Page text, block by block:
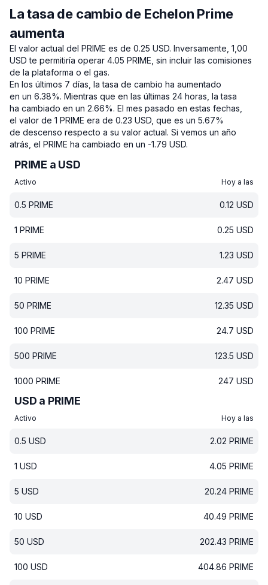
La tasa de cambio de Echelon Prime
aumenta
El valor actual del PRIME es de 0.25 USD. Inversamente, 1,00
USD te permitiría operar 4.05 PRIME, sin incluir las comisiones
de la plataforma o el gas.
En los últimos 7 días, la tasa de cambio ha aumentado
en un 6.38%. Mientras que en las últimas 24 horas, la tasa
ha cambiado en un 2.66%. El mes pasado en estas fechas,
el valor de 1 PRIME era de 0.23 USD, que es un 5.67%
de descenso respecto a su valor actual. Si vemos un año
atrás, el PRIME ha cambiado en un -1.79 USD.
PRIME a USD
Activo Hoy a las
0.5 PRIME 0.12 USD
1 PRIME 0.25 USD
5 PRIME 1.23 USD
10 PRIME 2.47 USD
50 PRIME 12.35 USD
100 PRIME 24.7 USD
500 PRIME 123.5 USD
1000 PRIME 247 USD
USD a PRIME
Activo Hoy a las
0.5 USD 2.02 PRIME
1 USD 4.05 PRIME
5 USD 20.24 PRIME
10 USD 40.49 PRIME
50 USD 202.43 PRIME
100 USD 404.86 PRIME